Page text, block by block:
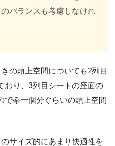
バランスも考慮しなけれ
の頭上空間についても2列目
おり、3列目シートの座面の
で拳一個分ぐらいの頭上空間
サイズ的にあまり快適性を